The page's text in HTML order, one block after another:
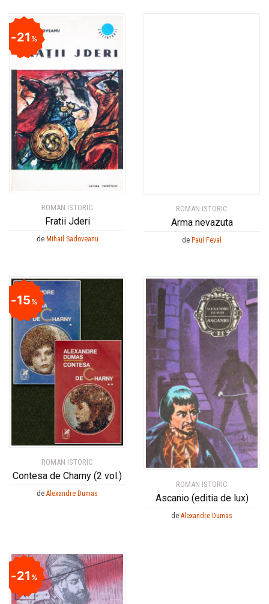
ROMAN ISTORIC
Fratii Jderi
21%
de Mihail Sadoveanu
ROMAN ISTORIC
Arma nevazuta
de Paul Feval
ROMAN ISTORIC
Contesa de Charny (2 vol.)
15%
de Alexandre Dumas
ROMAN ISTORIC
Ascanio (editia de lux)
de Alexandre Dumas
21%